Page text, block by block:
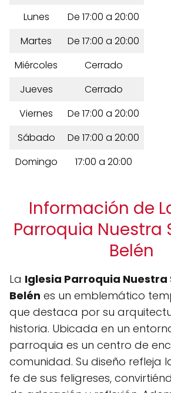
Lunes
De 17:00 a 20:00
Martes
De 17:00 a 20:00
Miércoles
Cerrado
Jueves
Cerrado
Viernes
De 17:00 a 20:00
Sábado
De 17:00 a 20:00
Domingo
17:00 a 20:00
Información de
Parroquia Nuestra
Belén
La Iglesia Parroquia Nuestra
Belén es un emblemático
que destaca por su
historia. Ubicada en un
parroquia es un centro de
comunidad. Su diseño refleja
fe de sus feligreses,